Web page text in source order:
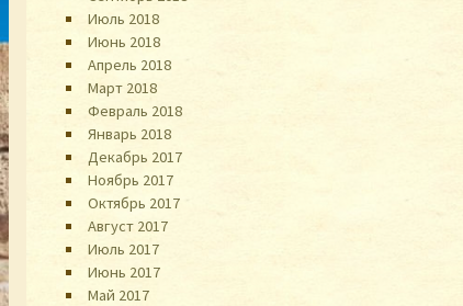
Июль 2018
Июнь 2018
Апрель 2018
Март 2018
Февраль 2018
Январь 2018
Декабрь 2017
Ноябрь 2017
Октябрь 2017
Август 2017
Июль 2017
Июнь 2017
Май 2017